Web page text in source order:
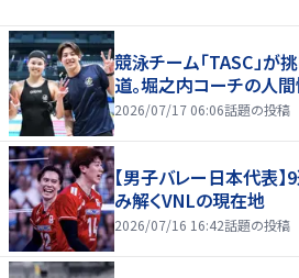
競泳チーム「TASC」が
道。堀之内コーチの人
2026/07/17 06:06話題の投稿
【男子バレー日本代表
み解くVNLの現在地
2026/07/16 16:42話題の投稿